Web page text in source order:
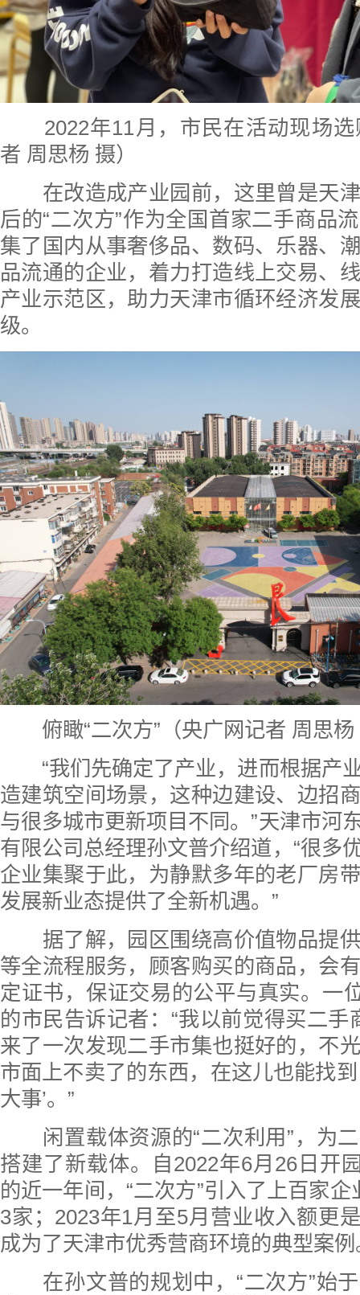
2022年11月，市民在活动现场选
者 周思杨 摄）
在改造成产业园前，这里曾是天津
后的“二次方”作为全国首家二手商品
集了国内从事奢侈品、数码、乐器、
品流通的企业，着力打造线上交易、
产业示范区，助力天津市循环经济发
级。
俯瞰“二次方”（央广网记者 周思杨
“我们先确定了产业，进而根据产
造建筑空间场景，这种边建设、边招
与很多城市更新项目不同。”天津市河
有限公司总经理孙文普介绍道，“很多
企业集聚于此，为静默多年的老厂房
发展新业态提供了全新机遇。”
据了解，园区围绕高价值物品提供
等全流程服务，顾客购买的商品，会
定证书，保证交易的公平与真实。一
的市民告诉记者：“我以前觉得买二手
来了一次发现二手市集也挺好的，不
市面上不卖了的东西，在这儿也能找
大事’。”
闲置载体资源的“二次利用”，为二
搭建了新载体。自2022年6月26日开
的近一年间，“二次方”引入了上百家
3家；2023年1月至5月营业收入额更
成为了天津市优秀营商环境的典型案例
在孙文普的规划中，“二次方”始于